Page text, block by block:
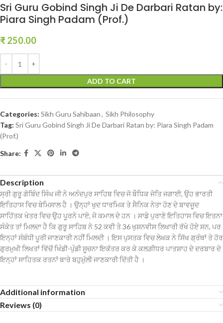
Sri Guru Gobind Singh Ji De Darbari Ratan by:
Piara Singh Padam (Prof.)
₹250.00
ADD TO CART
Categories: Sikh Guru Sahibaan, Sikh Philosophy
Tag: Sri Guru Gobind Singh Ji De Darbari Ratan by: Piara Singh Padam
(Prof.)
Share:
Description
ਸ੍ਰੀ ਗੁਰੂ ਗੋਬਿੰਦ ਸਿੰਘ ਜੀ ਨੇ ਅਨੰਦਪੁਰ ਸਾਹਿਬ ਵਿਚ ਜੋ ਬੌਧਿਕ ਜੋਤਿ ਜਗਾਈ, ਉਹ ਭਾਰਤੀ
ਇਤਿਹਾਸ ਵਿਚ ਬੇਮਿਸਾਲ ਹੈ । ਉਨ੍ਹਾਂ ਖੁਦ ਧਾਰਮਿਕ ਤੇ ਸੈਨਿਕ ਨੇਤਾ ਹੋਣ ਦੇ ਬਾਵਜੂਦ
ਸਾਹਿੱਤਕ ਖੇਤਰ ਵਿਚ ਉਹ ਪੂਰਨੇ ਪਾਏ, ਜੋ ਕਮਾਲ ਦੇ ਹਨ । ਸਾਡੇ ਪੁਰਾਣੇ ਇਤਿਹਾਸ ਵਿਚ ਇਤਨਾ
ਸੰਕੇਤ ਤਾਂ ਮਿਲਦਾ ਹੈ ਕਿ ਗੁਰੂ ਸਾਹਿਬ ਨੇ 52 ਕਵੀ ਤੇ 36 ਖੁਸ਼ਨਵੀਸ ਲਿਖਾਰੀ ਰੱਖੇ ਹੋਏ ਸਨ, ਪਰ
ਇਨ੍ਹਾਂ ਸੰਬੰਧੀ ਪੂਰੀ ਜਾਣਕਾਰੀ ਨਹੀਂ ਮਿਲਦੀ । ਇਸ ਪੁਸਤਕ ਵਿਚ ਲੇਖਕ ਨੇ ਸਿੱਖ ਗ੍ਰੰਥਾਂ ਤੇ ਹੋਰ
ਗੁਰਮੁਖੀ ਲਿਖਤਾਂ ਵਿੱਚੋਂ ਖਿੰਡੀ-ਪੁੰਡੀ ਸੂਚਨਾ ਇਕੱਤਰ ਕਰ ਕੇ ਕਲਗ਼ੀਧਰ ਪਾਤਸ਼ਾਹ ਦੇ ਦਰਬਾਰ ਦੇ
ਇਨ੍ਹਾਂ ਸਾਹਿਤਕ ਰਤਨਾਂ ਬਾਰੇ ਬਹੁਮੁੱਲੀ ਜਾਣਕਾਰੀ ਦਿੱਤੀ ਹੈ ।
Additional information
Reviews (0)